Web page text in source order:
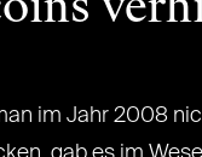
im Jahr 2008